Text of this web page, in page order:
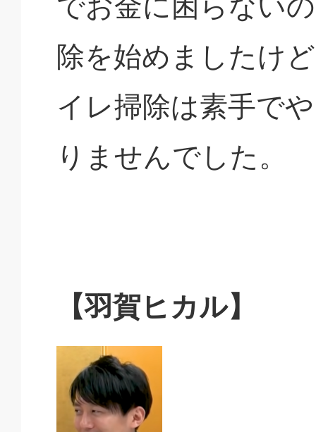
除を始めましたけ
イレ掃除は素手で
りませんでした。
【羽賀ヒカル】